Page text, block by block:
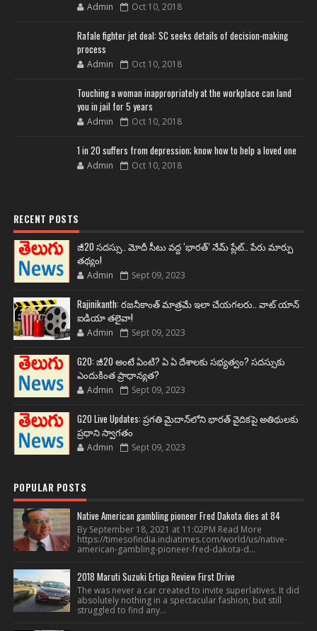
Admin Oct 10, 2018
Rafale fighter jet deal: SC seeks details of decision-making
process
Admin Oct 10, 2018
Touching a woman inappropriately at the workplace can land
you in jail for 5 years
Admin Oct 10, 2018
1 in 20 suffers from depression; know how to help a loved one
Admin Oct 10, 2018
RECENT POSTS
జీ20 సదస్సు.. మోదీ సీటు వద్ద ‘భారత్’ నేమ్ ప్లేట్‌.. పేరు మార్పు
తథ్యం!
Admin Sept 09, 2023
Rajinikanth: రజనీకాంత్ మాత్రమే ఇలా చేయగలరు.. వాట్ యాన్
ఐడియా తలైవా!
Admin Sept 09, 2023
G20: జీ20 అంటే ఏంటి? ఏ ఏ దేశాలకు సభ్యత్వం? సదస్సుకు
ఎందుకింత ప్రాధాన్యత?
Admin Sept 09, 2023
G20 Live Updates: ప్రగతి మైదాన్‌లోని భారత్ వైదికపై అతిథులకు
ప్రధాని స్వాగతం
Admin Sept 09, 2023
POPULAR POSTS
Native American gambling pioneer Fred Dakota dies at 84
By September 18, 2021 at 11:02PM Read More
https://timesofindia.indiatimes.com/world/us/native-
american-gambling-pioneer-fred-dakota-d...
2018 Maruti Suzuki Ertiga Review First Drive
The was never a car created to invite superlatives. It did
absolutely nothing in a spectacular fashion, but still
struggled to find any...